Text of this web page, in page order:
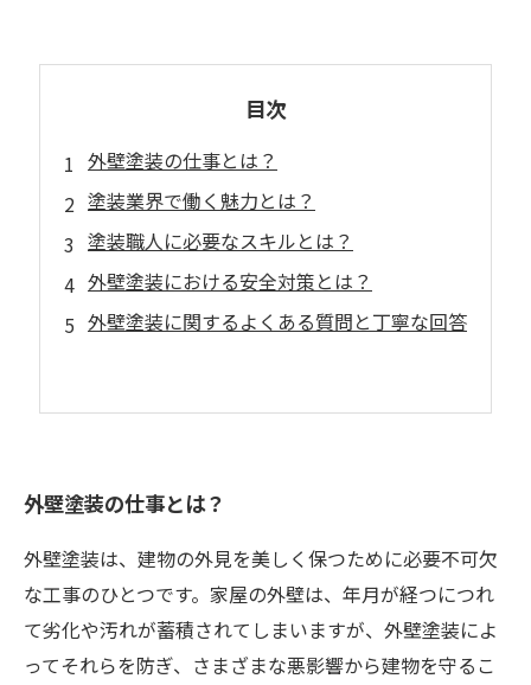
目次
外壁塗装の仕事とは？
塗装業界で働く魅力とは？
塗装職人に必要なスキルとは？
外壁塗装における安全対策とは？
外壁塗装に関するよくある質問と丁寧な回答
外壁塗装の仕事とは？
外壁塗装は、建物の外見を美しく保つために必要不可欠
な工事のひとつです。家屋の外壁は、年月が経つにつれ
て劣化や汚れが蓄積されてしまいますが、外壁塗装によ
ってそれらを防ぎ、さまざまな悪影響から建物を守るこ